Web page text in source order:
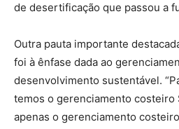
de desertificação que passou a
Outra pauta importante
foi à ênfase dada ao
desenvolvimento sustentável.
temos o gerenciamento costeiro
apenas o gerenciamento